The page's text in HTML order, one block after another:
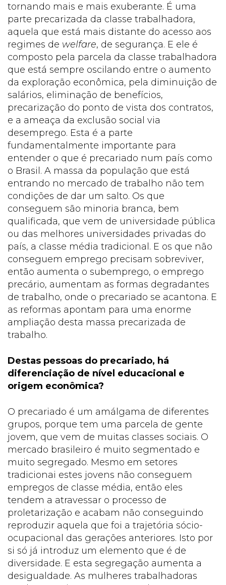
tornando mais e mais exuberante. É uma
parte precarizada da classe trabalhadora,
aquela que está mais distante do acesso aos
regimes de welfare, de segurança. E ele é
composto pela parcela da classe trabalhadora
que está sempre oscilando entre o aumento
da exploração econômica, pela diminuição de
salários, eliminação de benefícios,
precarização do ponto de vista dos contratos,
e a ameaça da exclusão social via
desemprego. Esta é a parte
fundamentalmente importante para
entender o que é precariado num país como
o Brasil. A massa da população que está
entrando no mercado de trabalho não tem
condições de dar um salto. Os que
conseguem são minoria branca, bem
qualificada, que vem de universidade pública
ou das melhores universidades privadas do
país, a classe média tradicional. E os que não
conseguem emprego precisam sobreviver,
então aumenta o subemprego, o emprego
precário, aumentam as formas degradantes
de trabalho, onde o precariado se acantona. E
as reformas apontam para uma enorme
ampliação desta massa precarizada de
trabalho.
Destas pessoas do precariado, há
diferenciação de nível educacional e
origem econômica?
O precariado é um amálgama de diferentes
grupos, porque tem uma parcela de gente
jovem, que vem de muitas classes sociais. O
mercado brasileiro é muito segmentado e
muito segregado. Mesmo em setores
tradicionai estes jovens não conseguem
empregos de classe média, então eles
tendem a atravessar o processo de
proletarização e acabam não conseguindo
reproduzir aquela que foi a trajetória sócio-
ocupacional das gerações anteriores. Isto por
si só já introduz um elemento que é de
diversidade. E esta segregação aumenta a
desigualdade. As mulheres trabalhadoras